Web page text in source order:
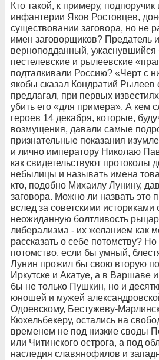
Кто такой, к примеру,
инфантерии Яков Ростовцев,
существовании заговора, но не
имен заговорщиков? Предатель
верноподданный, ужаснувшийся
пестелевские и рылеевские
подталкивали Россию? «Черт с
якобы сказал Кондратий Рылеев
предлагал, при первых
убить его «для примера». А кем
героев 14 декабря, которые,
возмущения, давали самые
признательные показания
и лично императору Николаю
как свидетельствуют протоколы
небылицы и называть имена
кто, подобно Михаилу Лунину,
заговора. Можно ли назвать это
вслед за советскими
неожиданную болтливость
либерализма - их желанием как
рассказать о себе потомству?
потомство, если бы умный,
Лунин прожил бы свою вторую
Иркутске и Акатуе, а в Варшаве
бы не только Пушкин, но и
юношей и мужей
Одоевскому, Бестужеву-
Кюхельбекеру, остались на
временем не под низкие своды
или Читинского острога, а под
наследия славянофилов и